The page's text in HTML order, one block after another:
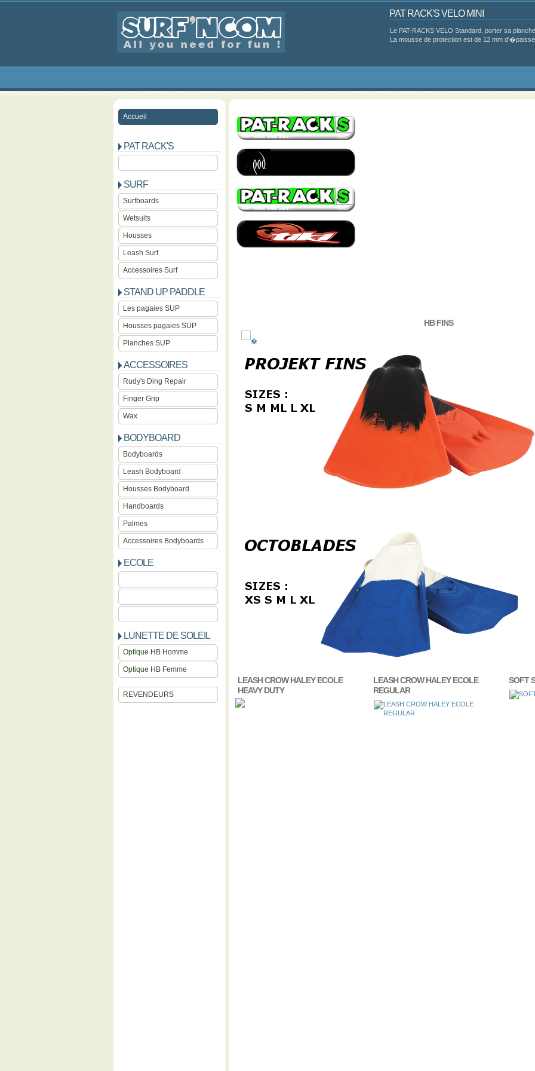
PAT RACK'S VELO MINI
Le PAT-RACKS VELO Standard, porter sa
La mousse de protection est de 12 mm
Accueil
PAT RACK'S
SURF
Surfboards
Wetsuits
Housses
Leash Surf
Accessoires Surf
STAND UP PADDLE
Les pagaies SUP
Housses pagaies SUP
Planches SUP
ACCESSOIRES
Rudy's Ding Repair
Finger Grip
Wax
BODYBOARD
Bodyboards
Leash Bodyboard
Housses Bodyboard
Handboards
Palmes
Accessoires Bodyboards
ECOLE
LUNETTE DE SOLEIL
Optique HB Homme
Optique HB Femme
REVENDEURS
HB FINS
�
LEASH CROW HALEY ECOLE
HEAVY DUTY
LEASH CROW HALEY ECOLE
REGULAR
SOFT